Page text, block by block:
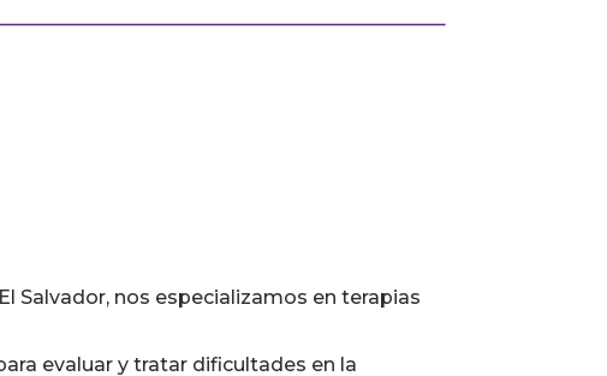
Salvador, nos especializamos en terapias
evaluar y tratar dificultades en la